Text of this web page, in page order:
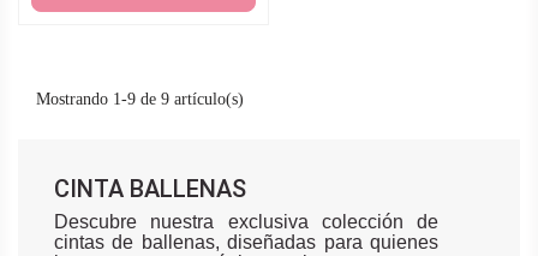
Mostrando 1-9 de 9 artículo(s)
CINTA BALLENAS
Descubre nuestra exclusiva colección de
cintas de ballenas, diseñadas para quienes